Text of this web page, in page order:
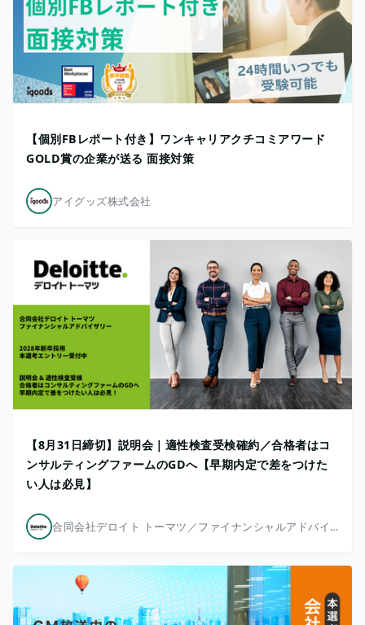
【個別FBレポート付き】ワンキャリアクチコミアワード
GOLD賞の企業が送る 面接対策
アイグッズ株式会社
【8月31日締切】説明会｜適性検査受検確約／合格者はコ
ンサルティングファームのGDへ【早期内定で差をつけた
い人は必見】
合同会社デロイト トーマツ／ファイナンシャルアドバイザリー